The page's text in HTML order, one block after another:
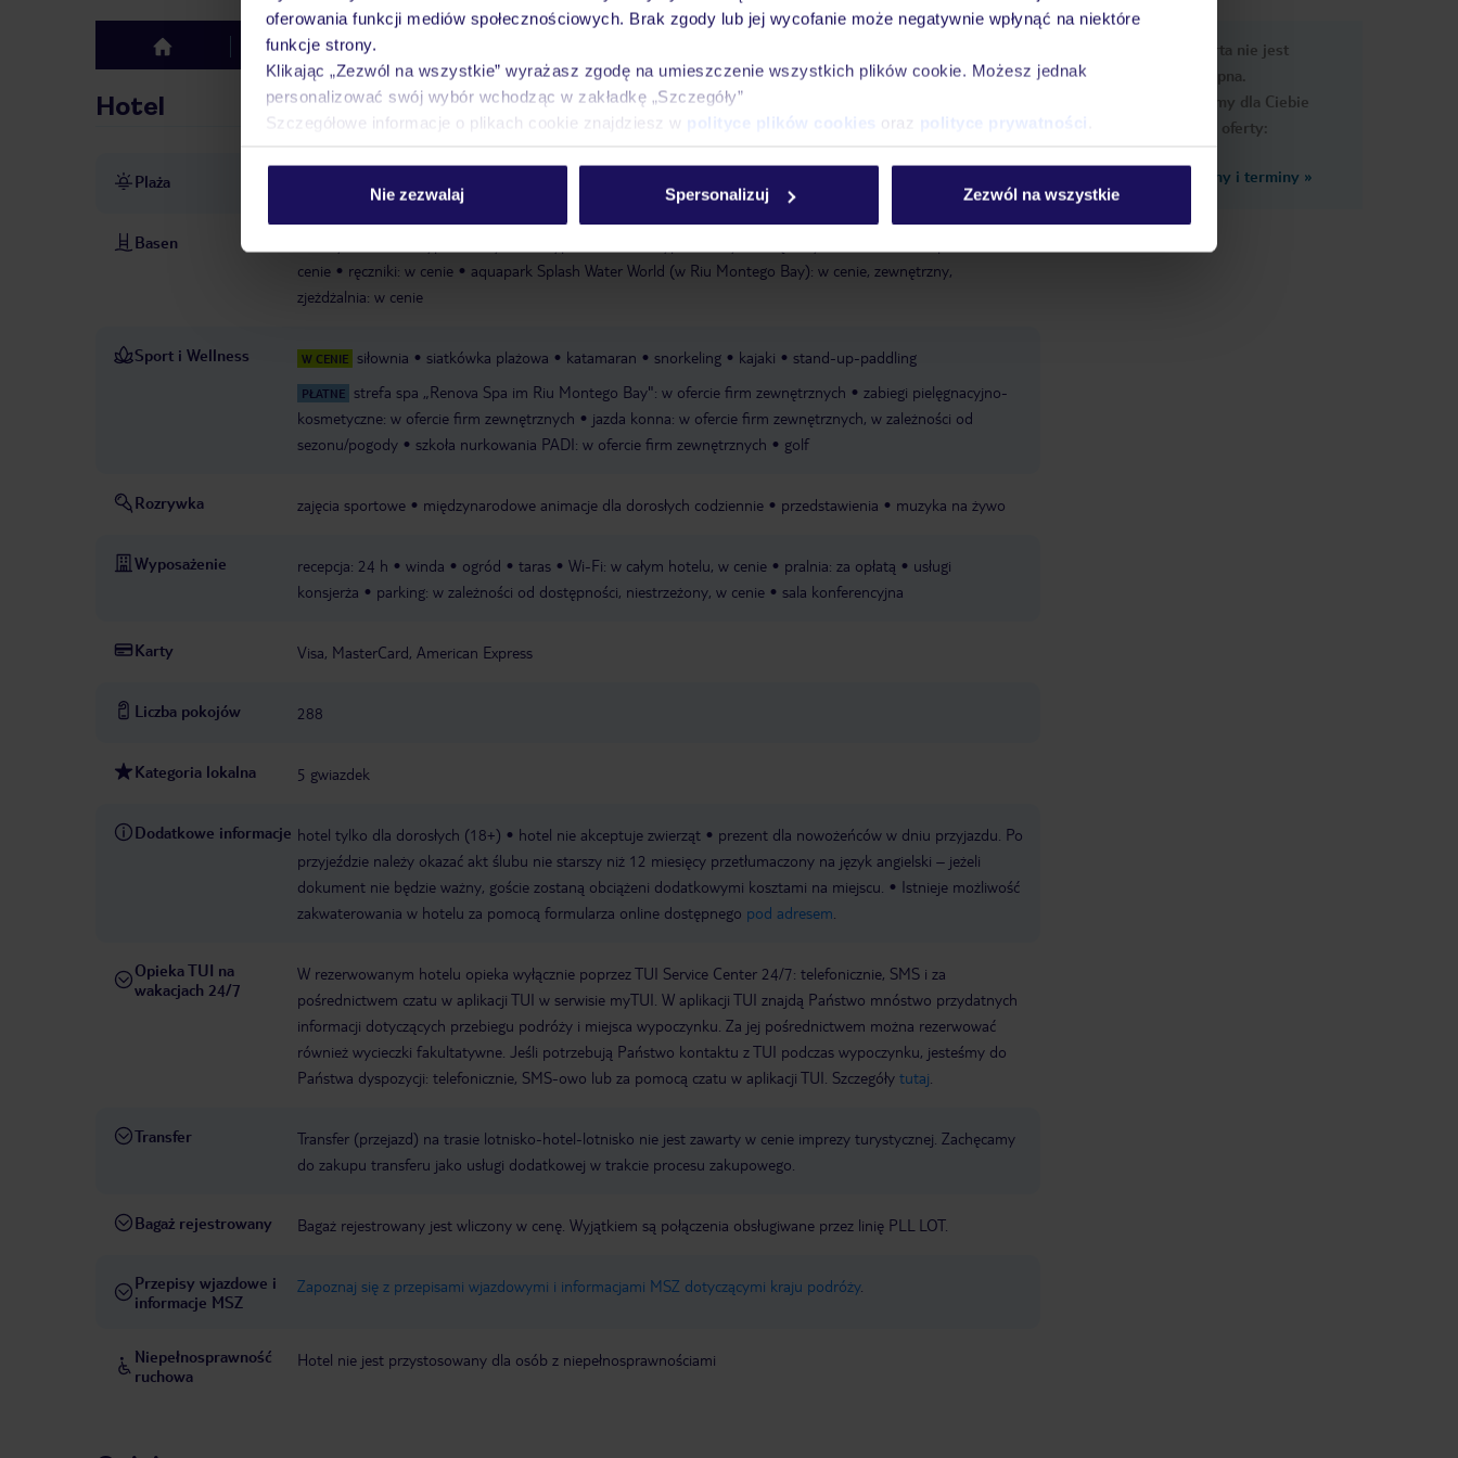
oferowania funkcji mediów społecznościowych. Brak zgody lub jej wycofanie może negatywnie wpłynąć na niektóre
funkcje strony.
Klikając „Zezwól na wszystkie” wyrażasz zgodę na umieszczenie wszystkich plików cookie. Możesz jednak
personalizować swój wybór wchodząc w zakładkę „Szczegóły”
Szczegółowe informacje o plikach cookie znajdziesz w polityce plików cookies oraz polityce prywatności
Nie zezwalaj Spersonalizuj Zezwól na wszystkie
top Hotel
Hotel
Plaża bezpośrednio przy plaży zalecane obuwie kąpielowe ręczniki w cenie
Basen
cenie
ręczniki: w cenie
aquapark Splash Water World (w Riu Montego Bay): w cenie, zewnętrzny,
zjeżdżalnia: w cenie
Sport i Wellness W CENIE siłownia siatkówka plażowa katamaran snorkeling kajaki stand-up-paddling
PŁATNE strefa spa „Renova Spa im Riu Montego Bay": w ofercie firm zewnętrznych
zabiegi pielęgnacyjno-
kosmetyczne: w ofercie firm zewnętrznych
jazda konna: w ofercie firm zewnętrznych, w zależności od
sezonu/pogody
szkoła nurkowania PADI: w ofercie firm zewnętrznych golf
Rozrywka zajęcia sportowe międzynarodowe animacje dla dorosłych codziennie przedstawienia muzyka na żywo
Wyposażenie recepcja: 24 h winda ogród taras Wi-Fi: w całym hotelu, w cenie pralnia: za opłatą
usługi
konsjerża
parking: w zależności od dostępności, niestrzeżony, w cenie sala konferencyjna
Karty Visa, MasterCard, American Express
Liczba pokojów 288
Kategoria lokalna 5 gwiazdek
Dodatkowe informacje hotel tylko dla dorosłych (18+) hotel nie akceptuje zwierząt
prezent dla nowożeńców w dniu przyjazdu. Po
przyjeździe należy okazać akt ślubu nie starszy niż 12 miesięcy przetłumaczony na język angielski – jeżeli
dokument nie będzie ważny, goście zostaną obciążeni dodatkowymi kosztami na miejscu.
Istnieje możliwość
zakwaterowania w hotelu za pomocą formularza online dostępnego pod adresem
Opieka TUI na
wakacjach 24/7
W rezerwowanym hotelu opieka wyłącznie poprzez TUI Service Center 24/7: telefonicznie, SMS i za
pośrednictwem czatu w aplikacji TUI w serwisie myTUI. W aplikacji TUI znajdą Państwo mnóstwo przydatnych
informacji dotyczących przebiegu podróży i miejsca wypoczynku. Za jej pośrednictwem można rezerwować
również wycieczki fakultatywne. Jeśli potrzebują Państwo kontaktu z TUI podczas wypoczynku, jesteśmy do
Państwa dyspozycji: telefonicznie, SMS-owo lub za pomocą czatu w aplikacji TUI. Szczegóły tutaj
Transfer
Transfer (przejazd) na trasie lotnisko-hotel-lotnisko nie jest zawarty w cenie imprezy turystycznej. Zachęcamy
do zakupu transferu jako usługi dodatkowej w trakcie procesu zakupowego.
Bagaż rejestrowany Bagaż rejestrowany jest wliczony w cenę. Wyjątkiem są połączenia obsługiwane przez linię PLL LOT.
Przepisy wjazdowe i
informacje MSZ
Zapoznaj się z przepisami wjazdowymi i informacjami MSZ dotyczącymi kraju podróży.
Niepełnosprawność
ruchowa
Hotel nie jest przystosowany dla osób z niepełnosprawnościami
Ups, ta oferta nie jest
dostępna.
Przygotowaliśmy dla Ciebie
podobne oferty:
Zobacz inne ceny i terminy »